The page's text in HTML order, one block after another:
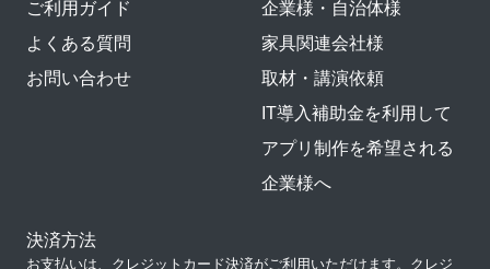
ご利用ガイド
よくある質問
お問い合わせ
企業様・自治体様
家具関連会社様
取材・講演依頼
IT導入補助金を利用して
アプリ制作を希望される
企業様へ
決済方法
お支払いは、クレジットカード決済がご利用いただけます。クレジ